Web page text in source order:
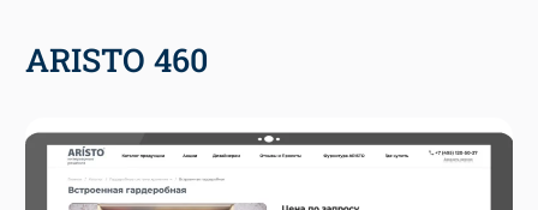
ARISTO 460